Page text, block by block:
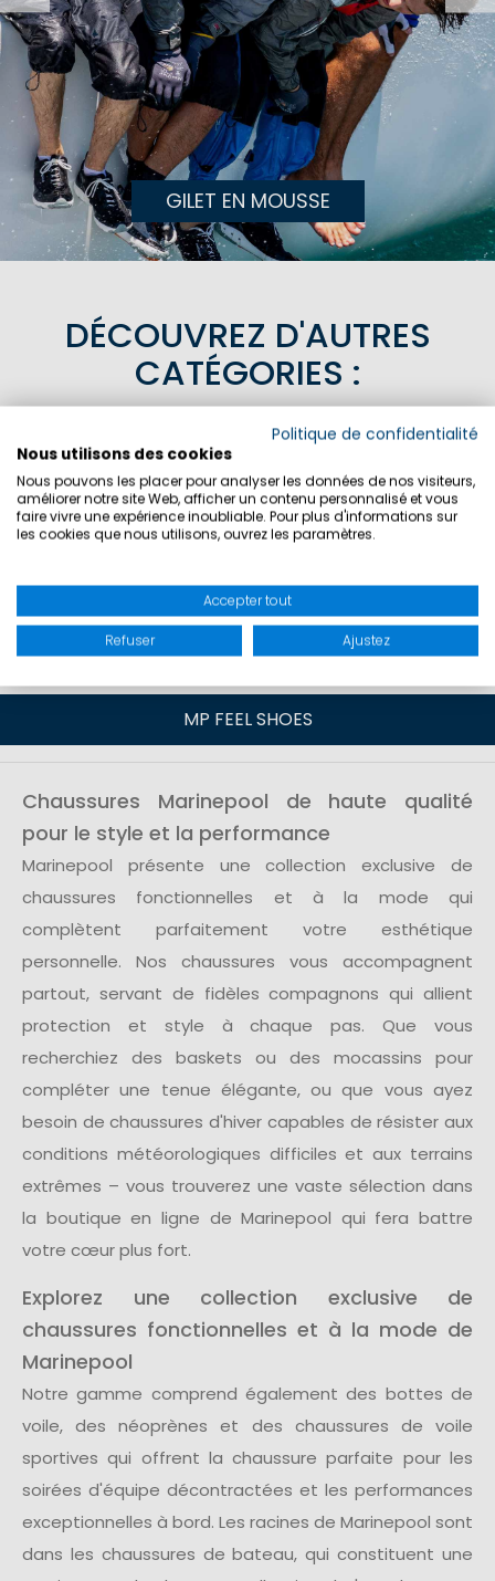
GILET EN MOUSSE
DÉCOUVREZ D'AUTRES
CATÉGORIES :
BOTTES
CHAUSSURES TEC
CHAUSSURES BATEAU
BOTTILLONS EN NEOPRENE
MP FEEL SHOES
Chaussures Marinepool de haute qualité
pour le style et la performance
Marinepool présente une collection exclusive de
chaussures fonctionnelles et à la mode qui
complètent parfaitement votre esthétique
personnelle. Nos chaussures vous accompagnent
partout, servant de fidèles compagnons qui allient
protection et style à chaque pas. Que vous
recherchiez des baskets ou des mocassins pour
compléter une tenue élégante, ou que vous ayez
besoin de chaussures d'hiver capables de résister aux
conditions météorologiques difficiles et aux terrains
extrêmes – vous trouverez une vaste sélection dans
la boutique en ligne de Marinepool qui fera battre
votre cœur plus fort.
Explorez une collection exclusive de
chaussures fonctionnelles et à la mode de
Marinepool
Notre gamme comprend également des bottes de
voile, des néoprènes et des chaussures de voile
sportives qui offrent la chaussure parfaite pour les
soirées d'équipe décontractées et les performances
exceptionnelles à bord. Les racines de Marinepool sont
dans les chaussures de bateau, qui constituent une
Politique de confidentialité
Nous utilisons des cookies
Nous pouvons les placer pour analyser les données de nos visiteurs,
améliorer notre site Web, afficher un contenu personnalisé et vous
faire vivre une expérience inoubliable. Pour plus d'informations sur
les cookies que nous utilisons, ouvrez les paramètres.
Accepter tout
Refuser Ajustez